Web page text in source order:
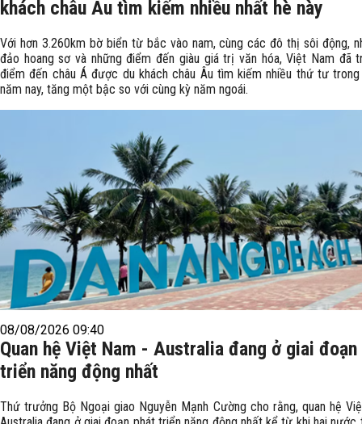
khách châu Âu tìm kiếm nhiều nhất hè này
Với hơn 3.260km bờ biển từ bắc vào nam, cùng các đô thị sôi động,
đảo hoang sơ và những điểm đến giàu giá trị văn hóa, Việt Nam đã
điểm đến châu Á được du khách châu Âu tìm kiếm nhiều thứ tư
năm nay, tăng một bậc so với cùng kỳ năm ngoái.
08/08/2026 09:40
Quan hệ Việt Nam - Australia đang ở giai
triển năng động nhất
Thứ trưởng Bộ Ngoại giao Nguyễn Mạnh Cường cho rằng, quan hệ